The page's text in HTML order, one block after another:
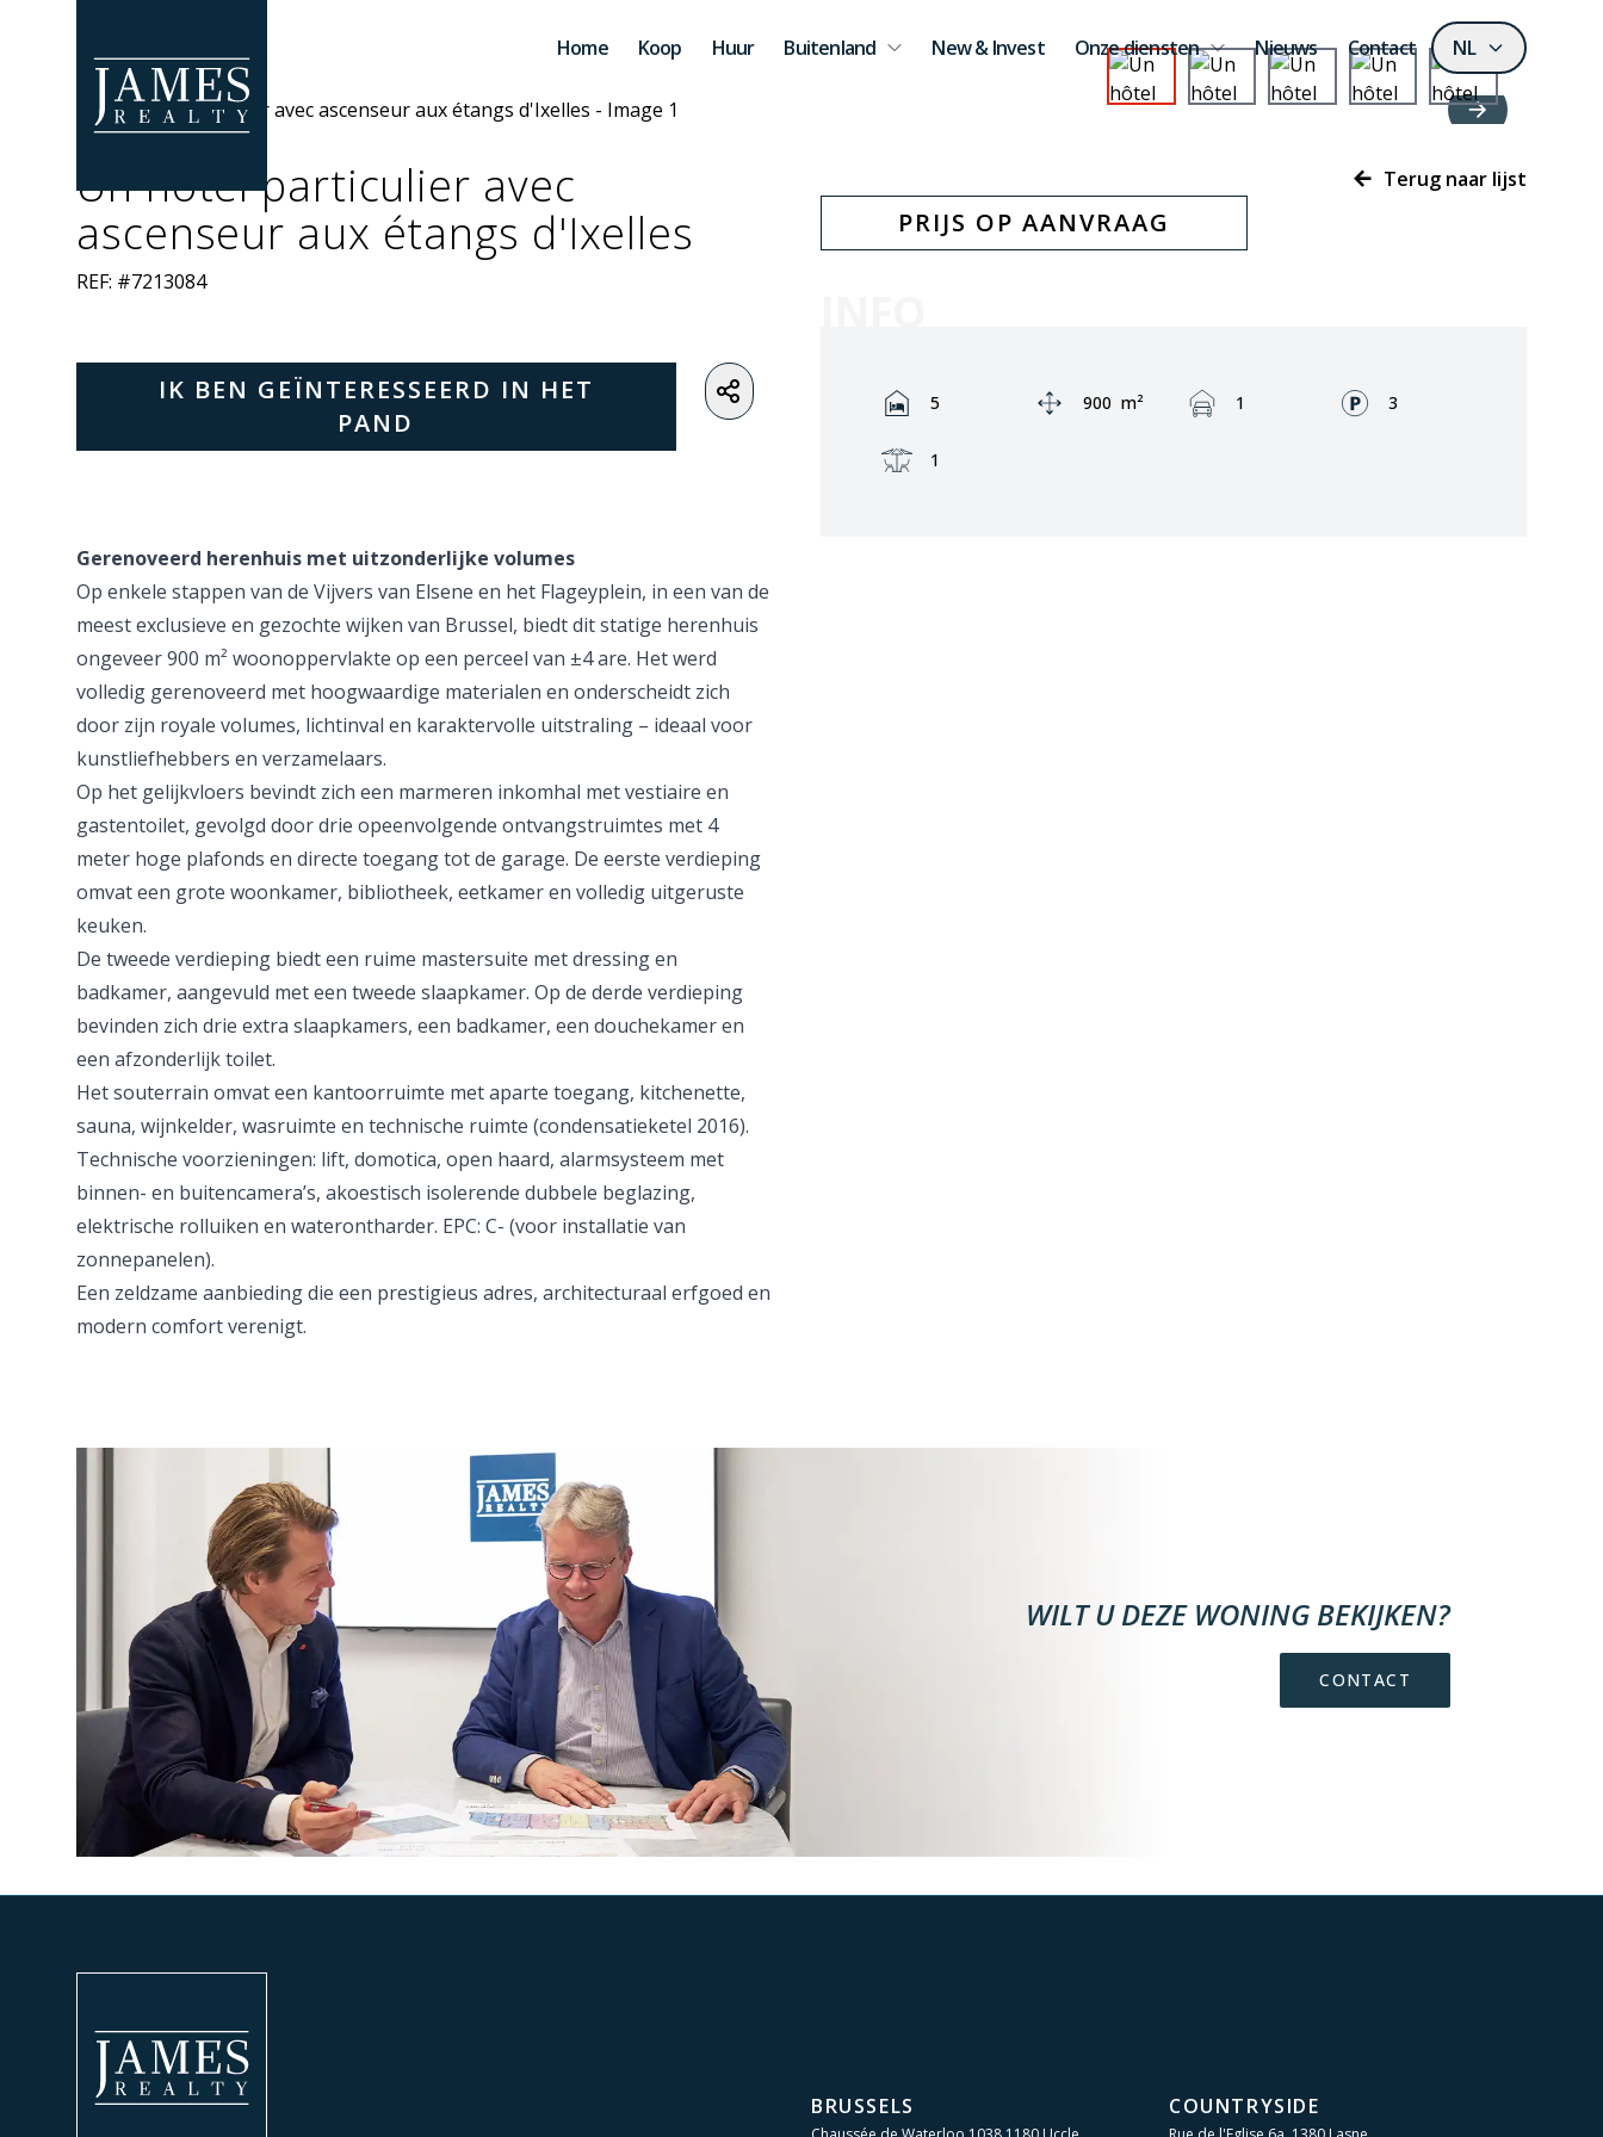
Home
Koop Huur Buitenland New & Invest Onze diensten Nieuws Contact NL
Un hôtel particulier avec
ascenseur aux étangs d'Ixelles
REF: #7213084
IK BEN GEÏNTERESSEERD IN HET
PAND
Terug naar lijst
PRIJS OP AANVRAAG
Rooms:
5 Area:
900 m² Garage:
1 Fronts:
3
Terrace:
1
Gerenoveerd herenhuis met uitzonderlijke volumes
Op enkele stappen van de Vijvers van Elsene en het Flageyplein, in een van de
meest exclusieve en gezochte wijken van Brussel, biedt dit statige herenhuis
ongeveer 900 m² woonoppervlakte op een perceel van ±4 are. Het werd
volledig gerenoveerd met hoogwaardige materialen en onderscheidt zich
door zijn royale volumes, lichtinval en karaktervolle uitstraling – ideaal voor
kunstliefhebbers en verzamelaars.
Op het gelijkvloers bevindt zich een marmeren inkomhal met vestiaire en
gastentoilet, gevolgd door drie opeenvolgende ontvangstruimtes met 4
meter hoge plafonds en directe toegang tot de garage. De eerste verdieping
omvat een grote woonkamer, bibliotheek, eetkamer en volledig uitgeruste
keuken.
De tweede verdieping biedt een ruime mastersuite met dressing en
badkamer, aangevuld met een tweede slaapkamer. Op de derde verdieping
bevinden zich drie extra slaapkamers, een badkamer, een douchekamer en
een afzonderlijk toilet.
Het souterrain omvat een kantoorruimte met aparte toegang, kitchenette,
sauna, wijnkelder, wasruimte en technische ruimte (condensatieketel 2016).
Technische voorzieningen: lift, domotica, open haard, alarmsysteem met
binnen- en buitencamera’s, akoestisch isolerende dubbele beglazing,
elektrische rolluiken en waterontharder. EPC: C- (voor installatie van
zonnepanelen).
Een zeldzame aanbieding die een prestigieus adres, architecturaal erfgoed en
modern comfort verenigt.
WILT U DEZE WONING BEKIJKEN?
CONTACT
BRUSSELS COUNTRYSIDE